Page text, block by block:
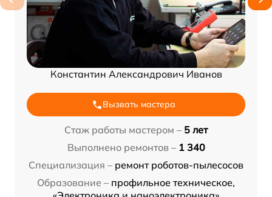
Константин Александрович Иванов
Вызвать мастера
Стаж работы мастером – 5 лет
Выполнено ремонтов – 1 340
Специализация – ремонт роботов-пылесосов
Образование – профильное техническое,